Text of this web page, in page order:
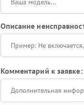
Описание
Комментарий к заявке: